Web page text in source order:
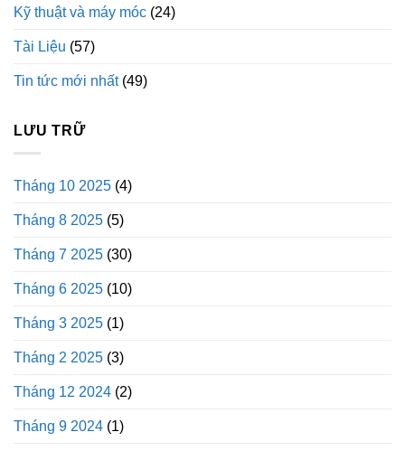
Kỹ thuật và máy móc (24)
Tài Liệu (57)
Tin tức mới nhất(49)
LƯU TRỮ
Tháng 10 2025 (4)
Tháng 8 2025 (5)
Tháng 7 2025 (30)
Tháng 6 2025 (10)
Tháng 3 2025 (1)
Tháng 2 2025 (3)
Tháng 12 2024 (2)
Tháng 9 2024 (1)